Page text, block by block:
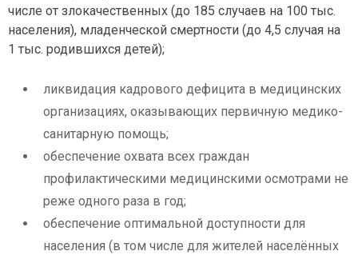
числе от злокачественных (до 185 случаев на 100 тыс.
населения), младенческой смертности (до 4,5 случая на
1 тыс. родившихся детей);
ликвидация кадрового дефицита в медицинских
организациях, оказывающих первичную медико-
санитарную помощь;
обеспечение охвата всех граждан
профилактическими медицинскими осмотрами не
реже одного раза в год;
обеспечение оптимальной доступности для
населения (в том числе для жителей населённых